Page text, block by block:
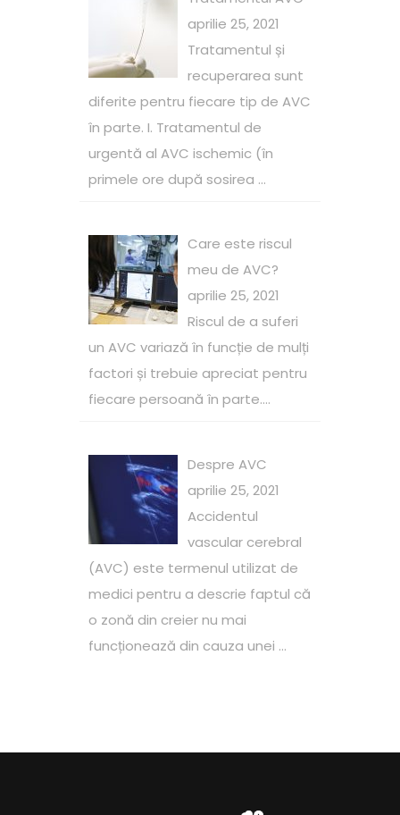
aprilie 25, 2021
Tratamentul și
recuperarea sunt
diferite pentru fiecare tip de AVC
în parte. I. Tratamentul de
urgentă al AVC ischemic (în
primele ore după sosirea ...
Care este riscul
meu de AVC?
aprilie 25, 2021
Riscul de a suferi
un AVC variază în funcție de mulți
factori și trebuie apreciat pentru
fiecare persoană în parte....
Despre AVC
aprilie 25, 2021
Accidentul
vascular cerebral
(AVC) este termenul utilizat de
medici pentru a descrie faptul că
o zonă din creier nu mai
funcționează din cauza unei ...